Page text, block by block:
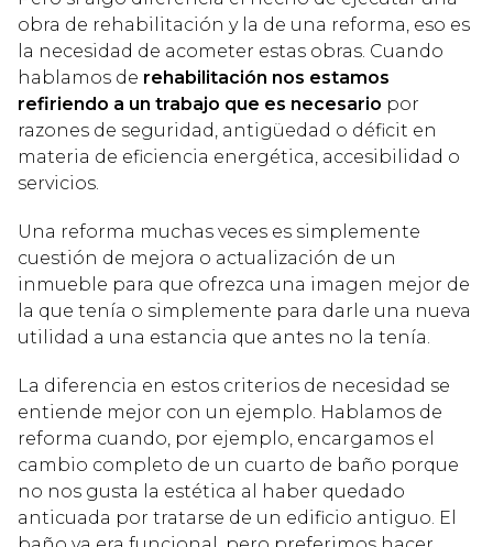
obra de rehabilitación y la de una reforma, eso es
la necesidad de acometer estas obras. Cuando
hablamos de rehabilitación nos estamos
refiriendo a un trabajo que es necesario por
razones de seguridad, antigüedad o déficit en
materia de eficiencia energética, accesibilidad o
servicios.
Una reforma muchas veces es simplemente
cuestión de mejora o actualización de un
inmueble para que ofrezca una imagen mejor de
la que tenía o simplemente para darle una nueva
utilidad a una estancia que antes no la tenía.
La diferencia en estos criterios de necesidad se
entiende mejor con un ejemplo. Hablamos de
reforma cuando, por ejemplo, encargamos el
cambio completo de un cuarto de baño porque
no nos gusta la estética al haber quedado
anticuada por tratarse de un edificio antiguo. El